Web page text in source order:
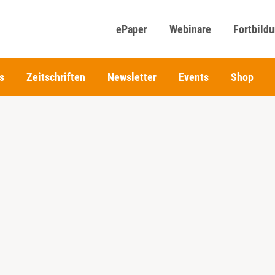
ePaper Webinare
Zeitschriften Newsletter Events Shop